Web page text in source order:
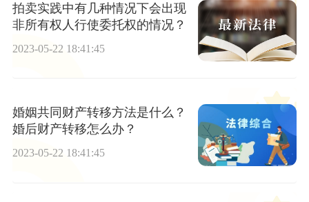
拍卖实践中有几种情况下会出现
非所有权人行使委托权的情况？
2023-05-22 18:41:45
婚姻共同财产转移方法是什么？
婚后财产转移怎么办？
2023-05-22 18:41:45